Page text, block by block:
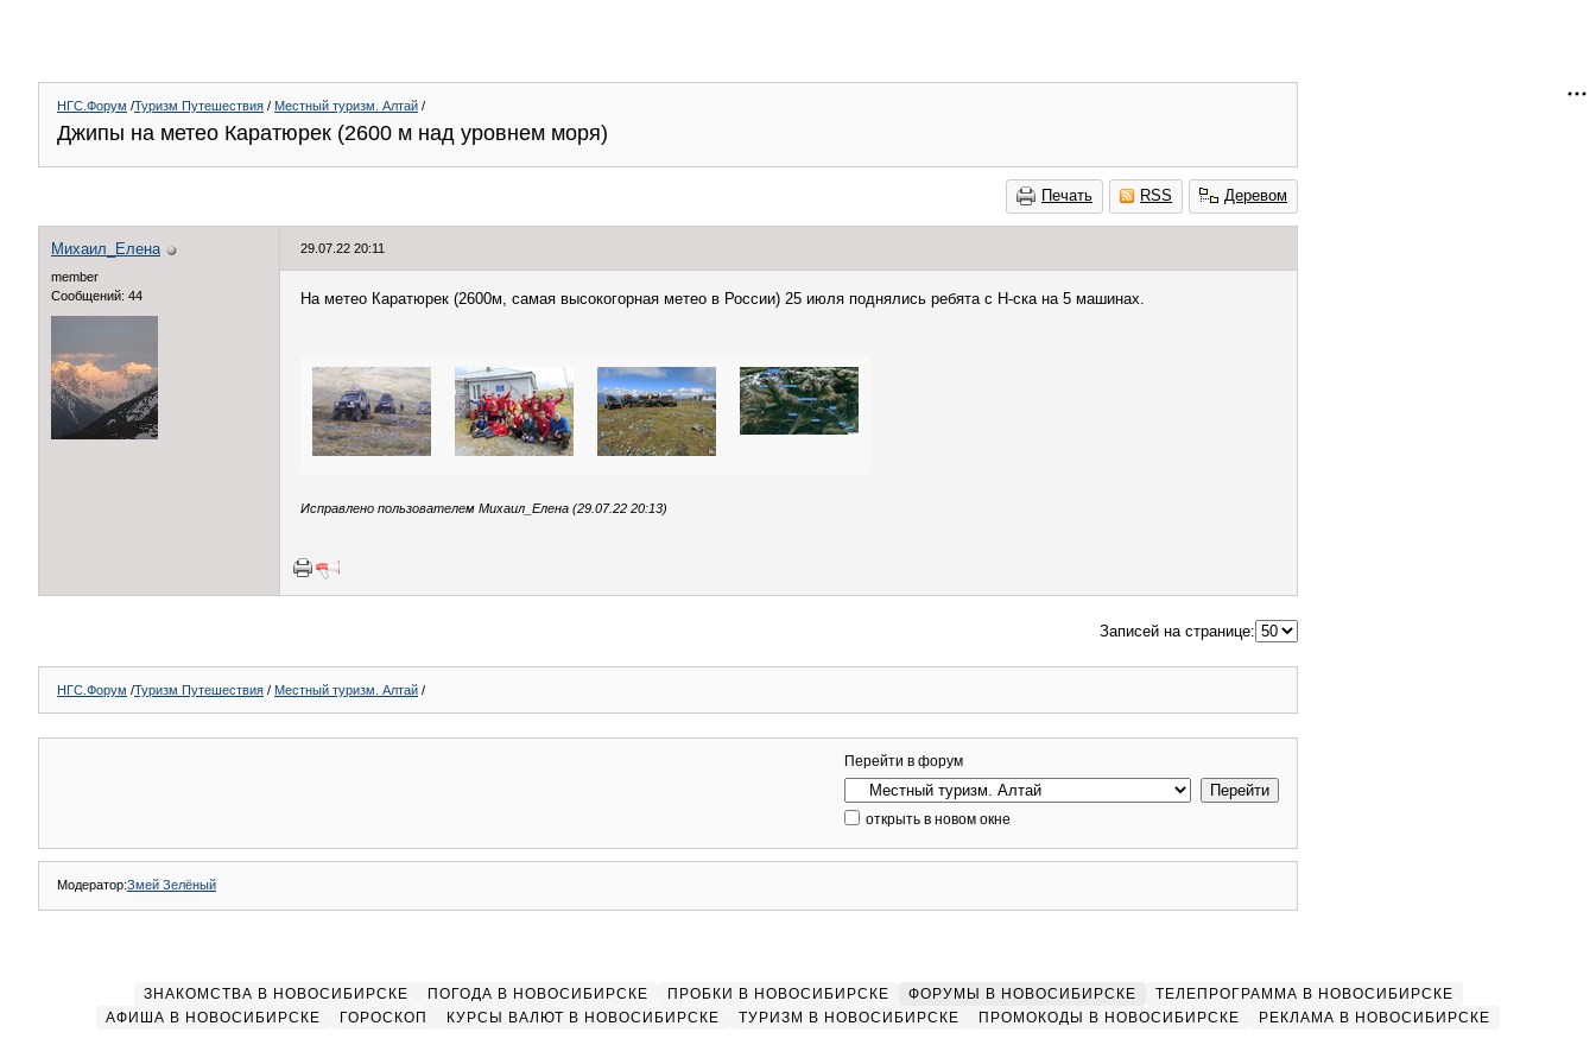
НГС.Форум /Туризм Путешествия / Местный туризм. Алтай /
Джипы на метео Каратюрек (2600 м над уровнем моря)
Печать RSS Деревом
Михаил_Елена
member
Сообщений: 44
29.07.22 20:11
На метео Каратюрек (2600м, самая высокогорная метео в России) 25 июля поднялись ребята с Н-ска на 5 машинах.
Исправлено пользователем Михаил_Елена (29.07.22 20:13)
Записей на странице:
НГС.Форум /Туризм Путешествия / Местный туризм. Алтай /
Перейти в форум
открыть в новом окне
Модератор:Змей Зелёный
ЗНАКОМСТВА В НОВОСИБИРСКЕ ПОГОДА В НОВОСИБИРСКЕ ПРОБКИ В НОВОСИБИРСКЕ ФОРУМЫ В НОВОСИБИРСКЕ
ТЕЛЕПРОГРАММА В НОВОСИБИРСКЕ
АФИША В НОВОСИБИРСКЕ
ГОРОСКОП КУРСЫ ВАЛЮТ В НОВОСИБИРСКЕ ТУРИЗМ В НОВОСИБИРСКЕ ПРОМОКОДЫ В НОВОСИБИРСКЕ РЕКЛАМА В НОВОСИБИРСКЕ